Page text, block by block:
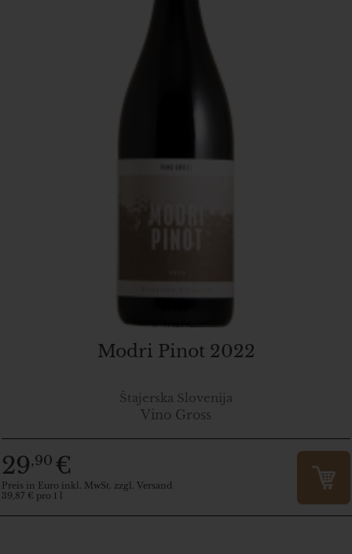
Modri Pinot 2022
Štajerska Slovenija
Vino Gross
29,90 €
Preis in Euro inkl. MwSt. zzgl. Versand
39,87 € pro 1 l